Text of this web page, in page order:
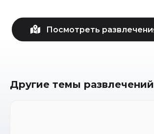
Другие темы развлечений